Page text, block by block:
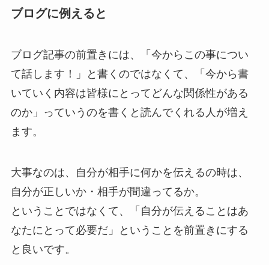
ブログに例えると
ブログ記事の前置きには、「今からこの事につい
て話します！」と書くのではなくて、「今から書
いていく内容は皆様にとってどんな関係性がある
のか」っていうのを書くと読んでくれる人が増え
ます。
大事なのは、自分が相手に何かを伝えるの時は、
自分が正しいか・相手が間違ってるか。
ということではなくて、「自分が伝えることはあ
なたにとって必要だ」ということを前置きにする
と良いです。